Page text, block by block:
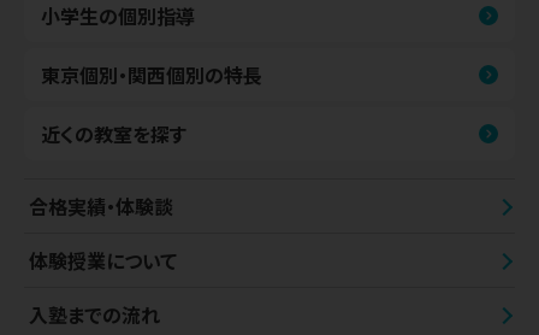
小学生の個別指導
東京個別・関西個別の特長
近くの教室を探す
合格実績・体験談
体験授業について
入塾までの流れ